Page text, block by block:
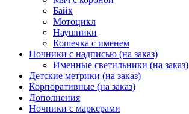
Байк
Мотоцикл
Наушники
Кошечка с именем
Ночники с надписью (на заказ)
Именные светильники (на заказ)
Детские метрики (на заказ)
Корпоративные (на заказ)
Дополнения
Ночники с маркерами